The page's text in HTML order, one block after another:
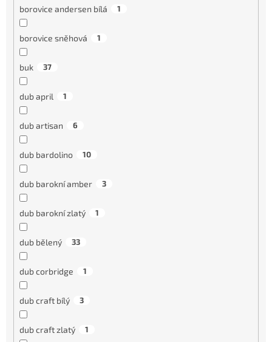
borovice andersen bílá 1
borovice sněhová 1
buk 37
dub april 1
dub artisan 6
dub bardolino 10
dub barokní amber 3
dub barokní zlatý 1
dub bělený 33
dub corbridge 1
dub craft bílý 3
dub craft zlatý 1